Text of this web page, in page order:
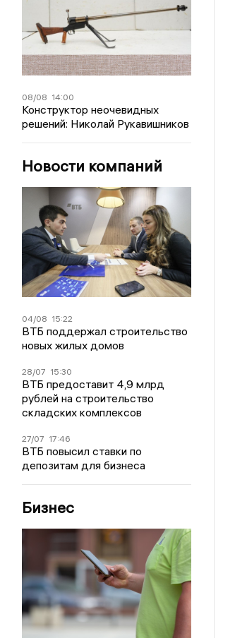
08/08 14:00
Конструктор неочевидных
решений: Николай Рукавишников
Новости компаний
04/08 15:22
ВТБ поддержал строительство
новых жилых домов
28/07 15:30
ВТБ предоставит 4,9 млрд
рублей на строительство
складских комплексов
27/07 17:46
ВТБ повысил ставки по
депозитам для бизнеса
Бизнес